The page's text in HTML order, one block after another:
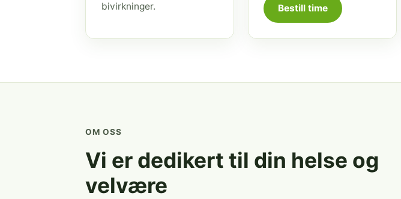
bivirkninger.
Bestill time
OM OSS
Vi er dedikert til din helse og
velvære